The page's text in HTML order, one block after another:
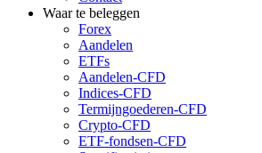
Waar te beleggen
Forex
Aandelen
ETFs
Aandelen-CFD
Indices-CFD
Termijngoederen-CFD
Crypto-CFD
ETF-fondsen-CFD